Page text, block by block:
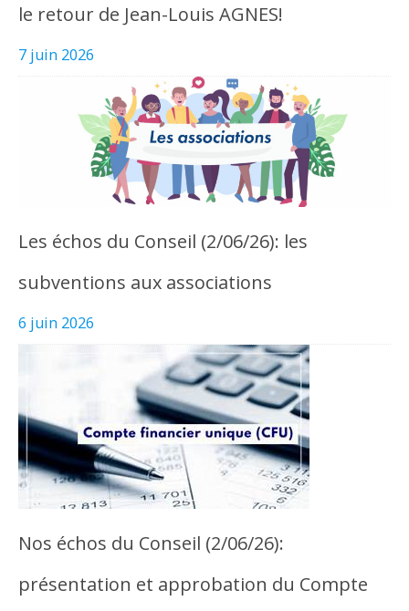
le retour de Jean-Louis AGNES!
7 juin 2026
Les échos du Conseil (2/06/26): les
subventions aux associations
6 juin 2026
Nos échos du Conseil (2/06/26):
présentation et approbation du Compte